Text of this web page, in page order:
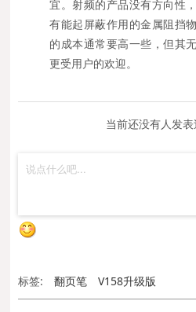
宜。射频的产品没有方向性
有能起屏蔽作用的金属阻挡
的成本通常要高一些，但其
更受用户的欢迎。
当前还没有人发
标签: 翻页笔 V158升级版